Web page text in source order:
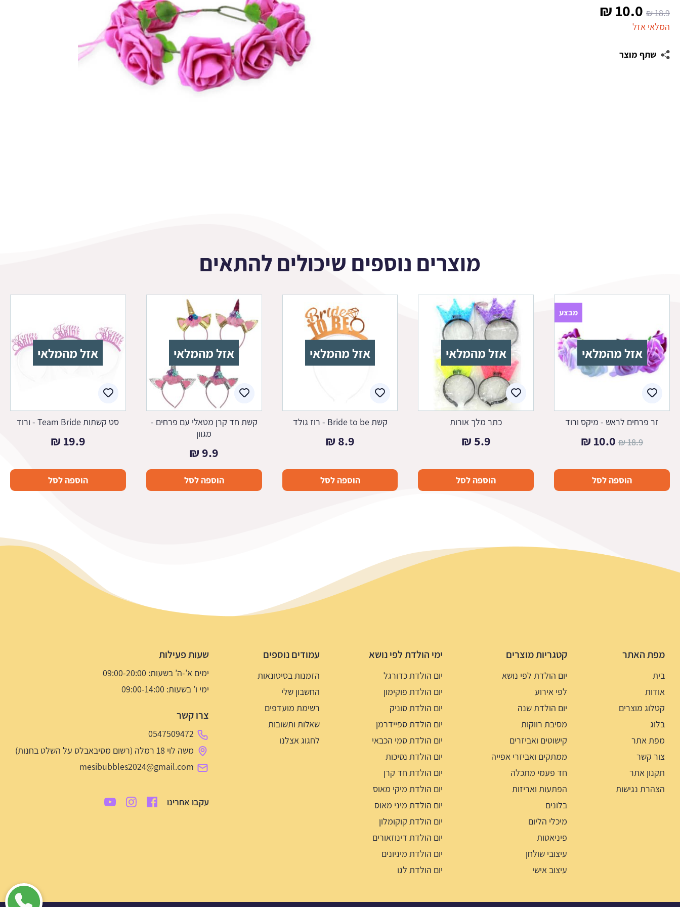
18.9
₪ המחיר
המקורי
היה:
10.0
₪
המלאי אזל
שתף מוצר
מוצרים נוספים שיכולים להתאים
אזל מהמלאי
מבצע
זר פרחים לראש - מיקס ורוד
18.9
₪ המחיר
היה:
18.9 ₪.
10.0
₪המחיר
הוא:
10.0 ₪.
הוספה לסל
אזל מהמלאי
כתר מלך אורות
5.9
₪
הוספה לסל
אזל מהמלאי
קשת Bride to be - רוז גולד
8.9
₪
הוספה לסל
אזל מהמלאי
קשת חד קרן מטאלי עם פרחים -
מגוון
9.9
₪
הוספה לסל
אזל מהמלאי
סט קשתות Team Bride - ורוד
19.9
₪
הוספה לסל
מפת האתר
בית
אודות
קטלוג מוצרים
בלוג
מפת אתר
צור קשר
תקנון אתר
הצהרת נגישות
קטגריות מוצרים
יום הולדת לפי נושא
לפי אירוע
יום הולדת שנה
מסיבת רווקות
קישוטים ואביזרים
ממתקים ואביזרי אפייה
חד פעמי מתכלה
הפתעות ואריזות
בלונים
מיכלי הליום
פיניאטות
עיצובי שולחן
עיצוב אישי
ימי הולדת לפי נושא
יום הולדת כדורגל
יום הולדת פוקימון
יום הולדת סוניק
יום הולדת ספיידרמן
יום הולדת סמי הכבאי
יום הולדת נסיכות
יום הולדת חד קרן
יום הולדת מיקי מאוס
יום הולדת מיני מאוס
יום הולדת קוקומלון
יום הולדת דינוזאורים
יום הולדת מיניונים
יום הולדת לגו
עמודים נוספים
הזמנות בסיטונאות
החשבון שלי
רשימת מועדפים
שאלות ותשובות
לחגוג אצלנו
שעות פעילות
ימים א’-ה’ בשעות: 09:00-20:00
ימי ו’ בשעות: 09:00-14:00
צרו קשר
0547509472
משה לוי 18 רמלה (רשום מסיבאבלס על השלט בחנות)
mesibubbles2024@gmail.com
עקבו אחרינו